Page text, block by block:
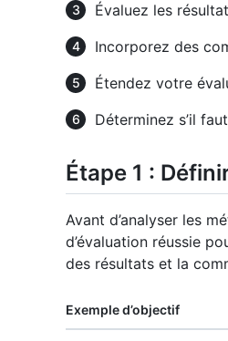
Évaluez les
Incorporez des
Étendez votre
Déterminez s’il
Étape 1 :
Avant d’analyser les
d’évaluation réussie
des résultats et la
Exemple d’objectif